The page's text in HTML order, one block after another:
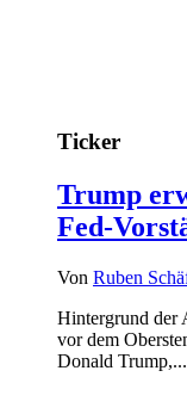
Ticker
Trump
Fed-
Von Ruben
Hintergrund der
vor dem
Donald Trump,...